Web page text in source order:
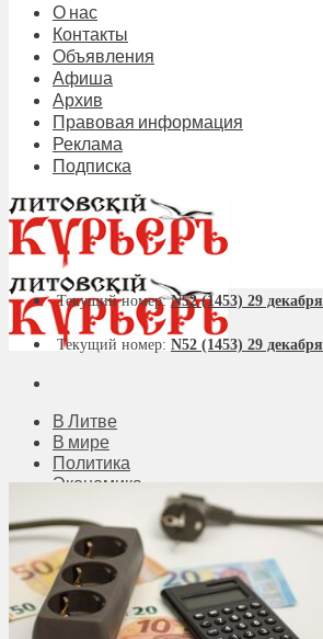
О нас
Контакты
Объявления
Афиша
Архив
Правовая информация
Реклама
Подписка
В Литве
В мире
Политика
Экономика
Общество
Мнения
Вильнюс
Клайпеда
Висагинас
Регионы
Текущий номер:N52 (1453) 29 декабря
Текущий номер: N52 (1453) 29 декабря